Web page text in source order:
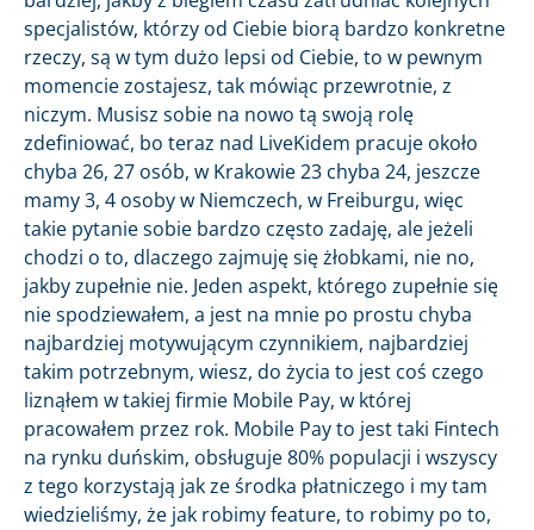
specjalistów, którzy od Ciebie biorą bardzo konkretne
rzeczy, są w tym dużo lepsi od Ciebie, to w pewnym
momencie zostajesz, tak mówiąc przewrotnie, z
niczym. Musisz sobie na nowo tą swoją rolę
zdefiniować, bo teraz nad LiveKidem pracuje około
chyba 26, 27 osób, w Krakowie 23 chyba 24, jeszcze
mamy 3, 4 osoby w Niemczech, w Freiburgu, więc
takie pytanie sobie bardzo często zadaję, ale jeżeli
chodzi o to, dlaczego zajmuję się żłobkami, nie no,
jakby zupełnie nie. Jeden aspekt, którego zupełnie się
nie spodziewałem, a jest na mnie po prostu chyba
najbardziej motywującym czynnikiem, najbardziej
takim potrzebnym, wiesz, do życia to jest coś czego
liznąłem w takiej firmie Mobile Pay, w której
pracowałem przez rok. Mobile Pay to jest taki Fintech
na rynku duńskim, obsługuje 80% populacji i wszyscy
z tego korzystają jak ze środka płatniczego i my tam
wiedzieliśmy, że jak robimy feature, to robimy po to,